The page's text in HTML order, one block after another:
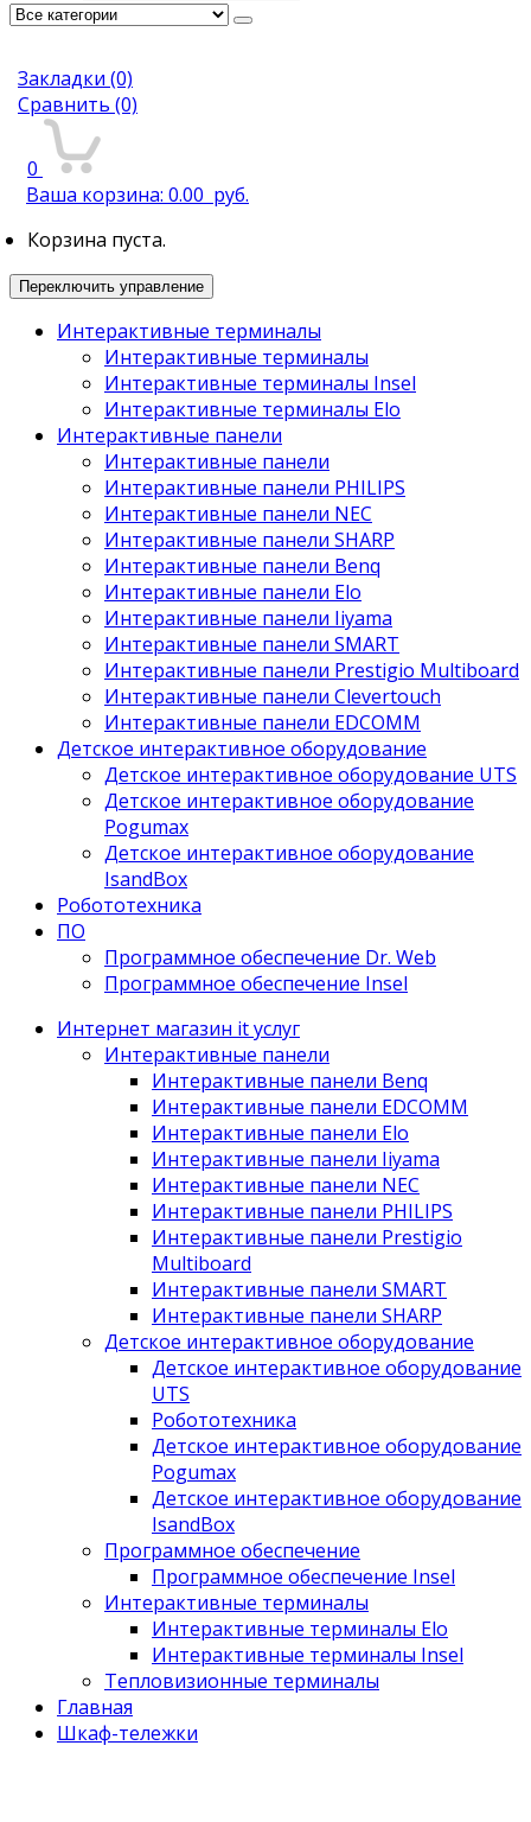
Закладки (0)
Сравнить (0)
0
Ваша корзина: 0.00 руб.
Корзина пуста.
Переключить управление
Интерактивные терминалы
Интерактивные терминалы
Интерактивные терминалы Insel
Интерактивные терминалы Elo
Интерактивные панели
Интерактивные панели
Интерактивные панели PHILIPS
Интерактивные панели NEC
Интерактивные панели SHARP
Интерактивные панели Benq
Интерактивные панели Elo
Интерактивные панели Iiyama
Интерактивные панели SMART
Интерактивные панели Prestigio Multiboard
Интерактивные панели Clevertouch
Интерактивные панели EDCOMM
Детское интерактивное оборудование
Детское интерактивное оборудование UTS
Детское интерактивное оборудование
Pogumax
Детское интерактивное оборудование
IsandBox
Робототехника
ПО
Программное обеспечение Dr. Web
Программное обеспечение Insel
Интернет магазин it услуг
Интерактивные панели
Интерактивные панели Benq
Интерактивные панели EDCOMM
Интерактивные панели Elo
Интерактивные панели Iiyama
Интерактивные панели NEC
Интерактивные панели PHILIPS
Интерактивные панели Prestigio
Multiboard
Интерактивные панели SMART
Интерактивные панели SHARP
Детское интерактивное оборудование
Детское интерактивное оборудование
UTS
Робототехника
Детское интерактивное оборудование
Pogumax
Детское интерактивное оборудование
IsandBox
Программное обеспечение
Программное обеспечение Insel
Интерактивные терминалы
Интерактивные терминалы Elo
Интерактивные терминалы Insel
Тепловизионные терминалы
Главная
Шкаф-тележки